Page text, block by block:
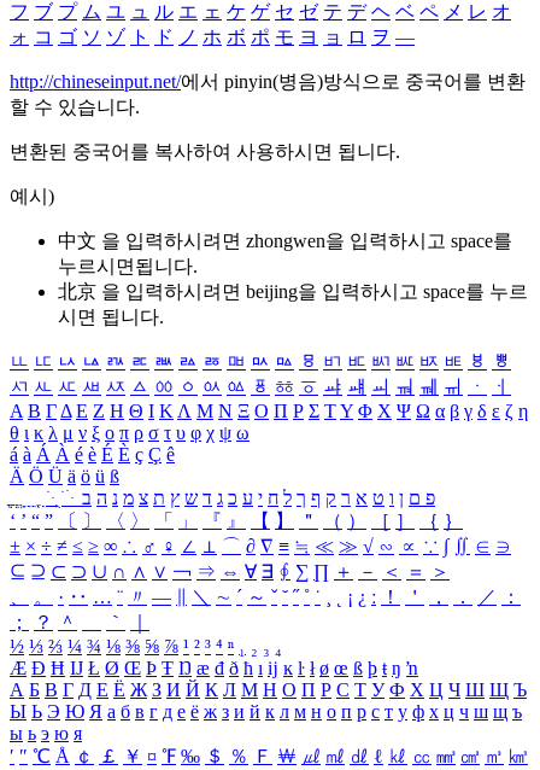
フ ブ プ ム ユ ュ ル エ ェ ケ ゲ セ ゼ テ デ ヘ ベ ペ メ レ オ
ォ コ ゴ ソ ゾ ト ド ノ ホ ボ ポ モ ヨ ョ ロ ヲ ―
http://chineseinput.net/에서 pinyin(병음)방식으로 중국어를 변환
할 수 있습니다.
변환된 중국어를 복사하여 사용하시면 됩니다.
예시)
中文 을 입력하시려면 zhongwen을 입력하시고 space를
누르시면됩니다.
北京 을 입력하시려면 beijing을 입력하시고 space를 누르
시면 됩니다.
ㅥ ㅦ ㅧ ㅨ ㅩ ㅪ ㅫ ㅬ ㅭ ㅮ ㅯ ㅰ ㅱ ㅲ ㅳ ㅴ ㅵ ㅶ ㅷ ㅸ
ㅹ
ㅺ ㅻ ㅼ ㅽ ㅾ ㅿ ㆀ ㆁ ㆂ ㆃ ㆄ ㆅ ㆆ ㆇ ㆈ ㆉ ㆊ ㆋ ㆌ ㆍ
ㆎ
Α Β ΓΔ Ε Ζ Η Θ Ι ΚΛ Μ Ν Ξ Ο Π Ρ Σ ΤΥ Φ Χ Ψ Ω α β γ δ ε ζ η
θ ι κ λ μ ν ξ ο π ρ σ τ υ φ χ ψ ω
á à Á À é è É È ç Ç ê
Ä Ö Ü ä ö ü ß
ִֶֹ ֻּ ׁׂ פ ם ן ו ט א ר ק ף ך ל ח י ע כ ג ד ש ץ ת צ מ נ ה ב
‘ ’ “ ” 〔 〕 〈 〉 「 」 『 』 【 】 ＂ （ ） ［ ］ ｛ ｝
± × ÷ ≠ ≤ ≥ ∞ ∴ ♂ ♀ ∠ ⊥ ⌒ ∂ ∇ ≡ ≒ ≪ ≫ √ ∽ ∝ ∵ ∫ ∬ ∈ ∋
⊆ ⊇ ⊂ ⊃ ∪ ∩ ∧ ∨ ￢ ⇒ ⇔ ∀ ∃ ∮ ∑ ∏ ＋ － ＜ ＝
＞
、
。 · ‥ … ¨ 〃 ― ＼ ∼ ´ ～ ˇ ˘ ˝ ˚ ˙ ¸ ¡ ¿ ː ！ ＇ ， ． ／
：
；
？ ＾ ｀
½ ⅓ ⅔ ¼ ¾ ⅛ ⅜ ⅝ ⅞ ¹ ² ³ ⁴ ⁿ ₁ ₂ ₃ ₄
Æ Ð Ħ Ĳ Ł Ø Œ Þ Ŧ Ŋ æ đ ð ħ ı ĳ ĸ ŀ ł ø œ ß þ ŧ ŋ ŉ
А Б В Г Д Е Ё Ж З И Й К Л М Н О П Р С Т У Ф Х Ц Ч Ш Щ Ъ
Ы Ь Э Ю Я а б в г д е ё ж з и й к л м н о п р с т у ф х ц ч ш щ ъ
ы ь э ю я
′ ″ ℃ Å ￠ ￡ ￥ ¤ ℉ ‰ ＄ ％ Ｆ ￦ ㎕ ㎖ ㎗ ℓ ㎘ ㏄ ㎣ ㎤ ㎥ ㎦